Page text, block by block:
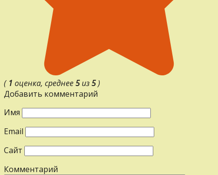
( 1 оценка, среднее5из5)
Добавить комментарий
Имя
Email
Сайт
Комментарий